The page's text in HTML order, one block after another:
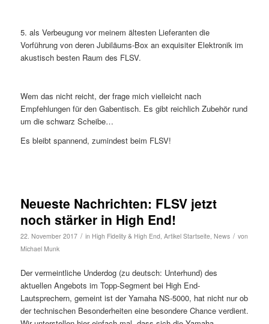
5. als Verbeugung vor meinem ältesten Lieferanten die
Vorführung von deren Jubiläums-Box an exquisiter Elektronik im
akustisch besten Raum des FLSV.
Wem das nicht reicht, der frage mich vielleicht nach
Empfehlungen für den Gabentisch. Es gibt reichlich Zubehör rund
um die schwarz Scheibe…
Es bleibt spannend, zumindest beim FLSV!
Neueste Nachrichten: FLSV jetzt
noch stärker in High End!
22. November 2017 / in High Fidelity & High End, Artikel Startseite, News / von
Michael Munk
Der vermeintliche Underdog (zu deutsch: Unterhund) des
aktuellen Angebots im Topp-Segment bei High End-
Lautsprechern, gemeint ist der Yamaha NS-5000, hat nicht nur ob
der technischen Besonderheiten eine besondere Chance verdient.